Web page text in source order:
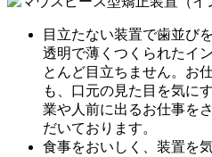
目立たない装置で歯並び
透明で薄くつくられたイ
とんど目立ちません。お
も、口元の見た目を気に
業や人前に出るお仕事を
だいております。
食事をおいしく、装置を